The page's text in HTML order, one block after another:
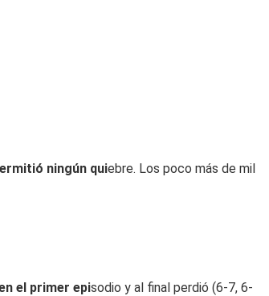
ningún quiebre. Los poco más de mil
el primer episodio y al final perdió (6-7, 6-